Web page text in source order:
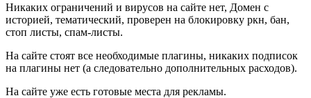
Никаких ограничений и вирусов на сайте нет, Домен с
историей, тематический, проверен на блокировку ркн, бан,
стоп листы, спам-листы.
На сайте стоят все необходимые плагины, никаких подписок
на плагины нет (а следовательно дополнительных расходов).
На сайте уже есть готовые места для рекламы.